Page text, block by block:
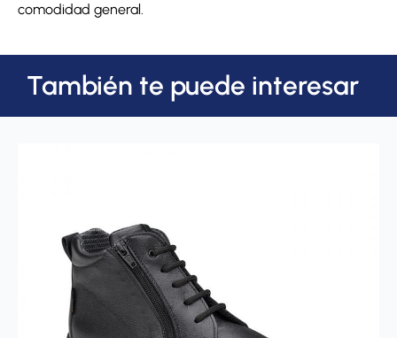
comodidad general.
También te puede interesar